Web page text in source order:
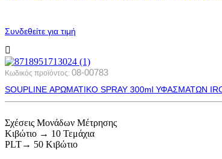
Συνδεθείτε για τιμή
Κωδικός προϊόντος: 08-00783
SOUPLINE ΑΡΩΜΑΤΙΚΟ SPRAY 300ml ΥΦΑΣΜΑΤΩΝ
Σχέσεις Μονάδων Μέτρησης
Κιβώτιο → 10 Τεμάχια
PLT→ 50 Κιβώτιο